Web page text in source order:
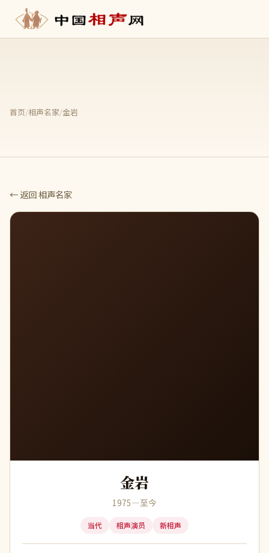
首页/相声名家/金岩
← 返回 相声名家
金岩
1975—至今
当代 相声演员 新相声